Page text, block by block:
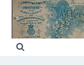
Skip
content